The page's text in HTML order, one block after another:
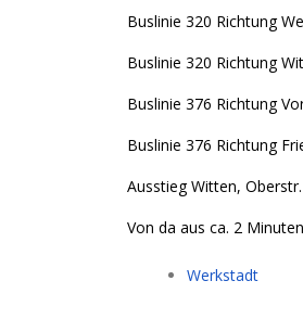
Buslinie 320 Richtung
Buslinie 320 Richtung
Buslinie 376 Richtung
Buslinie 376 Richtung
Ausstieg Witten, Oberstr.
Von da aus ca. 2
Werkstadt